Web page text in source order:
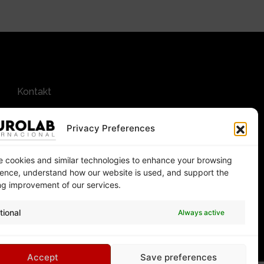
Privacy Preferences
cookies and similar technologies to enhance your browsing
understand how our website is used, and support the
improvement of our services.
Always active
Accept Save preferences
Kontakt